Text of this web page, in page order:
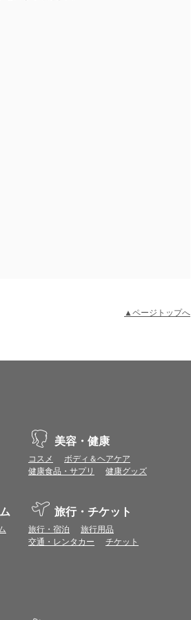
合や機能がご利用いただけない場合があり
が使用できる環境でご利用ください。
トまたは表示ポイント数をプレミアムポイ
。
があります。ポイント付与時期はショップご
ましては表示ポイント数と付与ポイント数
トは付きません。
▲ページトップへ
美容・健康
コスメ
ボディ＆ヘアケア
健康食品・サプリ
健康グッズ
旅行・チケット
旅行・宿泊
旅行用品
交通・レンタカー
チケット